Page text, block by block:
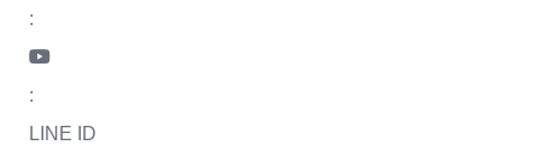
:
:
LINE ID